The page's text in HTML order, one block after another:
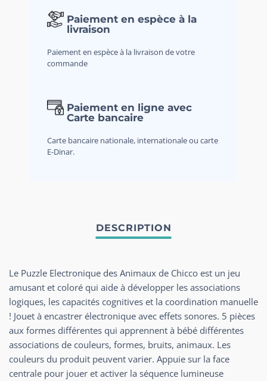
Paiement en espèce à la
livraison
Paiement en espèce à la livraison de votre
commande
Paiement en ligne avec
Carte bancaire
Carte bancaire nationale, internationale ou carte
E-Dinar.
Le Puzzle Electronique des Animaux de Chicco est un jeu
amusant et coloré qui aide à développer les associations
logiques, les capacités cognitives et la coordination manuelle
! Jouet à encastrer électronique avec effets sonores. 5 pièces
aux formes différentes qui apprennent à bébé différentes
associations de couleurs, formes, bruits, animaux. Les
couleurs du produit peuvent varier. Appuie sur la face
centrale pour jouer et activer la séquence lumineuse